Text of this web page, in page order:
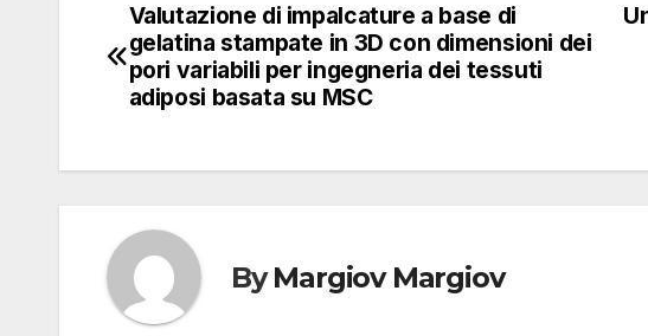
Navigazione
articoli
Valutazione di impalcature a base di
gelatina stampate in 3D con dimensioni dei
pori variabili per ingegneria dei tessuti
adiposi basata su MSC
ByMargiov Margiov